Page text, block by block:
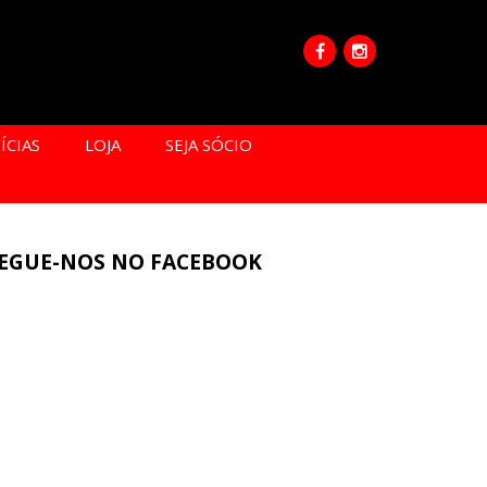
LOJA
SEJA SÓCIO
NOS NO FACEBOOK